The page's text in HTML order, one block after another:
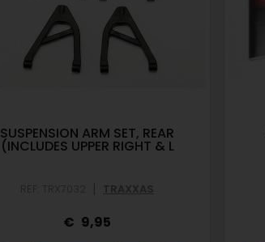
SUSPENSION ARM SET, REAR
(INCLUDES UPPER RIGHT & L
REF: TRX7032 | TRAXXAS
9,95